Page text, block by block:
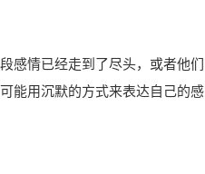
感情已经走到了尽头，或者他们
能用沉默的方式来表达自己的感